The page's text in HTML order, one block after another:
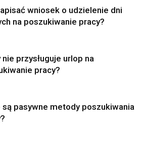
wniosek o udzielenie dni
na poszukiwanie pracy?
nie przysługuje urlop na
pracy?
są pasywne metody poszukiwania